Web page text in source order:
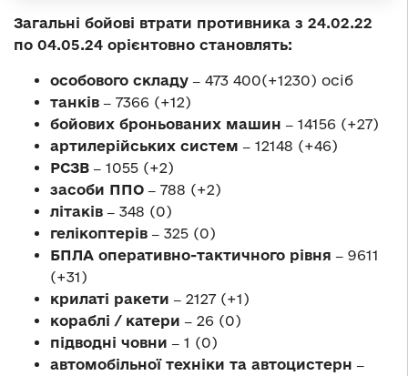
Загальні бойові втрати противника з 24.02.22
по 04.05.24 орієнтовно становлять:
особового складу ‒ 473 400(+1230) осіб
танків ‒ 7366 (+12)
бойових броньованих машин ‒ 14156 (+27)
артилерійських систем ‒ 12148 (+46)
РСЗВ ‒ 1055 (+2)
засоби ППО ‒ 788 (+2)
літаків ‒ 348 (0)
гелікоптерів ‒ 325 (0)
БПЛА оперативно-тактичного рівня ‒ 9611
(+31)
крилаті ракети ‒ 2127 (+1)
кораблі / катери ‒ 26 (0)
підводні човни ‒ 1 (0)
автомобільної техніки та автоцистерн ‒